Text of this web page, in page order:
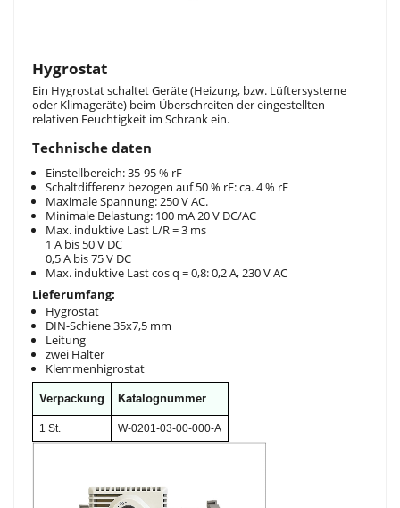
Hygrostat
Ein Hygrostat schaltet Geräte (Heizung, bzw. Lüftersysteme
oder Klimageräte) beim Überschreiten der eingestellten
relativen Feuchtigkeit im Schrank ein.
Technische daten
Einstellbereich: 35-95 % rF
Schaltdifferenz bezogen auf 50 % rF: ca. 4 % rF
Maximale Spannung: 250 V AC.
Minimale Belastung: 100 mA 20 V DC/AC
Max. induktive Last L/R = 3 ms
1 A bis 50 V DC
0,5 A bis 75 V DC
Max. induktive Last cos q = 0,8: 0,2 A, 230 V AC
Lieferumfang:
Hygrostat
DIN-Schiene 35x7,5 mm
Leitung
zwei Halter
Klemmenhigrostat
Verpackung Katalognummer
1 St. W-0201-03-00-000-A